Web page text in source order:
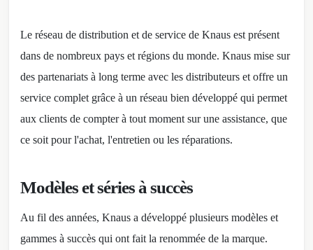
Le réseau de distribution et de service de Knaus est présent
dans de nombreux pays et régions du monde. Knaus mise sur
des partenariats à long terme avec les distributeurs et offre un
service complet grâce à un réseau bien développé qui permet
aux clients de compter à tout moment sur une assistance, que
ce soit pour l'achat, l'entretien ou les réparations.
Modèles et séries à succès
Au fil des années, Knaus a développé plusieurs modèles et
gammes à succès qui ont fait la renommée de la marque.